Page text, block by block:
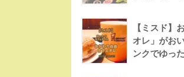
【ミスド】
オレ」がお
ンクでゆっ